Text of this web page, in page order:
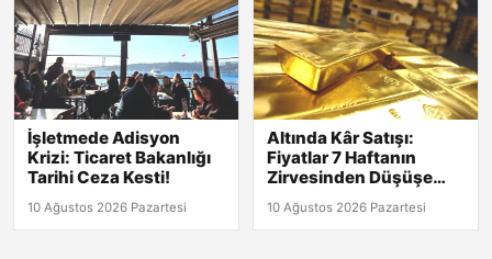
İşletmede Adisyon
Krizi: Ticaret Bakanlığı
Tarihi Ceza Kesti!
10 Ağustos 2026 Pazartesi
Altında Kâr Satışı:
Fiyatlar 7 Haftanın
Zirvesinden Düşüşe
Geçti!
10 Ağustos 2026 Pazartesi